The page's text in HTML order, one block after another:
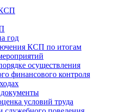
год
КСП по итогам
осуществления
финансового контроля
условий труда